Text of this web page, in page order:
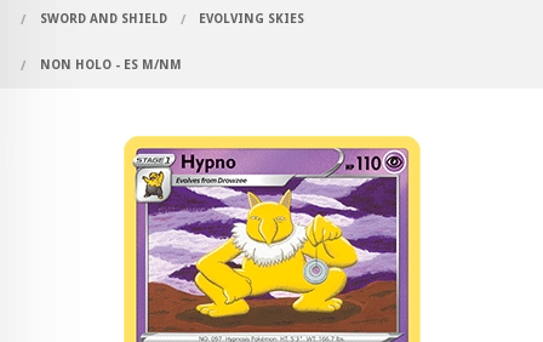
SWORD AND SHIELD EVOLVING SKIES
NON HOLO - ES M/NM